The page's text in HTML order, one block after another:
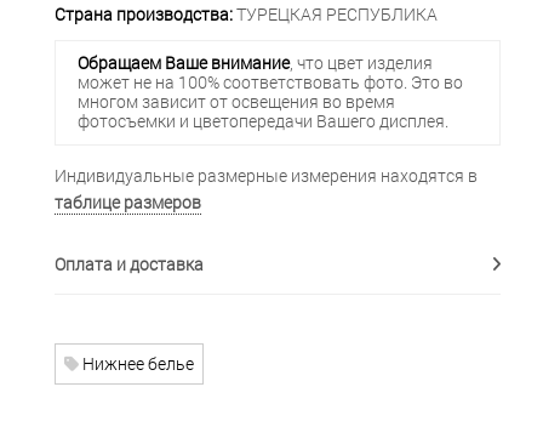
Страна производства:ТУРЕЦКАЯ РЕСПУБЛИКА
Обращаем Ваше внимание, что цвет изделия
может не на 100% соответствовать фото. Это во
многом зависит от освещения во время
фотосъемки и цветопередачи Вашего дисплея.
Индивидуальные размерные измерения находятся в
таблице размеров
Оплата и доставка
Нижнее белье